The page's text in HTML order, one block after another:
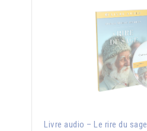
Livre audio – Le rire du sage